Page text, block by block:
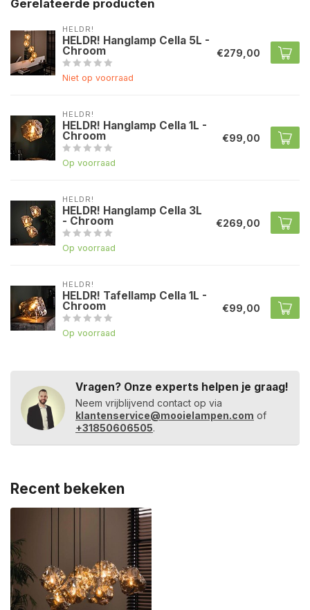
Gerelateerde producten
HELDR!
HELDR! Hanglamp Cella 5L -
Chroom
Niet op voorraad
€279,00
HELDR!
HELDR! Hanglamp Cella 1L -
Chroom
Op voorraad
€99,00
HELDR!
HELDR! Hanglamp Cella 3L
- Chroom
Op voorraad
€269,00
HELDR!
HELDR! Tafellamp Cella 1L -
Chroom
Op voorraad
€99,00
Vragen? Onze experts helpen je graag!
Neem vrijblijvend contact op via
klantenservice@mooielampen.com of
+31850606505.
Recent bekeken